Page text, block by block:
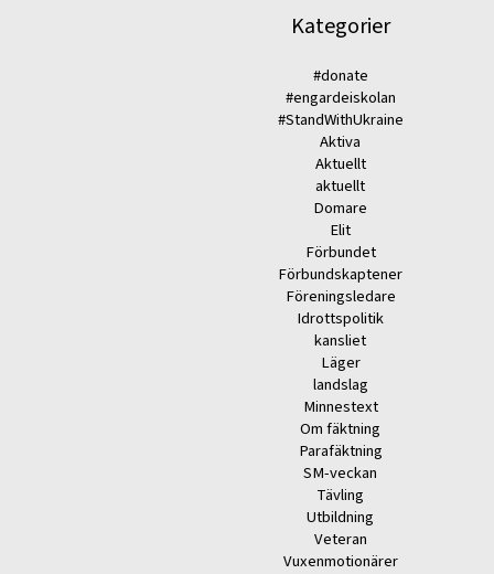
Kategorier
#donate
#engardeiskolan
#StandWithUkraine
Aktiva
Aktuellt
aktuellt
Domare
Elit
Förbundet
Förbundskaptener
Föreningsledare
Idrottspolitik
kansliet
Läger
landslag
Minnestext
Om fäktning
Parafäktning
SM-veckan
Tävling
Utbildning
Veteran
Vuxenmotionärer